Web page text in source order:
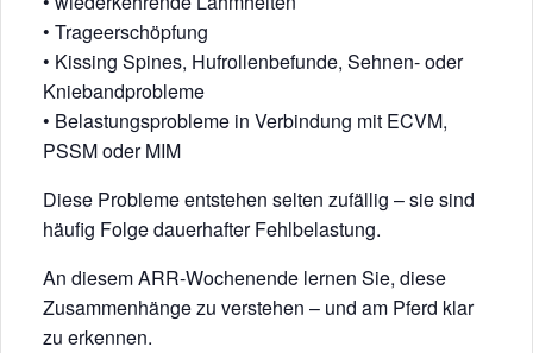
• Trageerschöpfung
• Kissing Spines, Hufrollenbefunde, Sehnen- oder
Kniebandprobleme
• Belastungsprobleme in Verbindung mit ECVM,
PSSM oder MIM
Diese Probleme entstehen selten zufällig – sie sind
häufig Folge dauerhafter Fehlbelastung.
An diesem ARR-Wochenende lernen Sie, diese
Zusammenhänge zu verstehen – und am Pferd klar
zu erkennen.